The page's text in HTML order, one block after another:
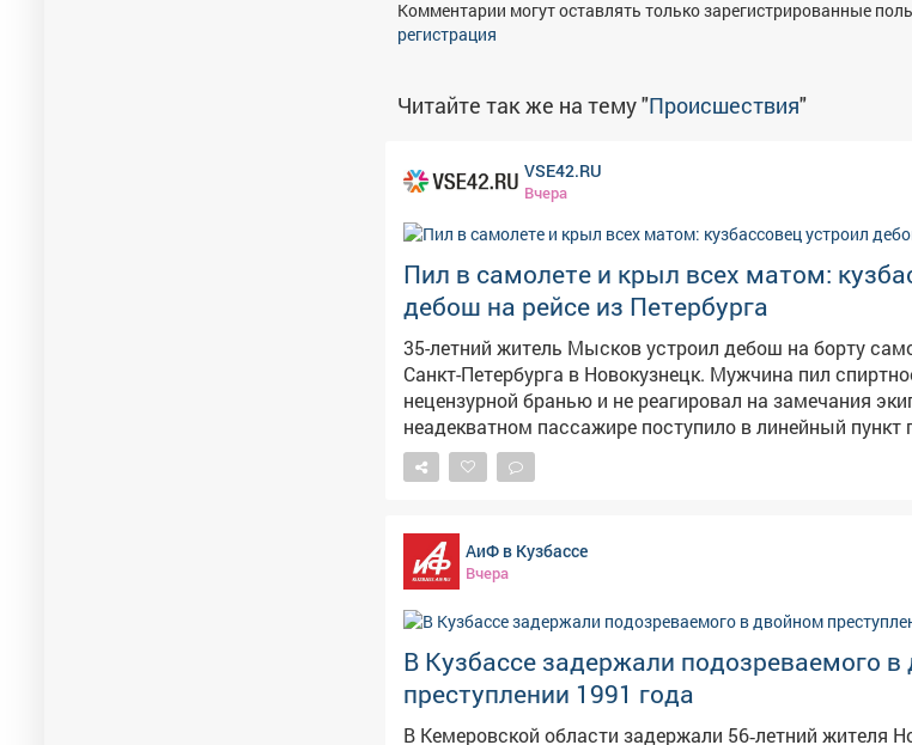
Комментарии могут оставлять только зарегистрированные
регистрация
Читайте так же на тему "Происшествия"
VSE42.RU
Вчера
Пил в самолете и крыл всех матом:
дебош на рейсе из Петербурга
35-летний житель Мысков устроил дебош на борту
Санкт-Петербурга в Новокузнецк. Мужчина пил
нецензурной бранью и не реагировал на замечания экипажа.
неадекватном пассажире поступило в линейный пункт
Новокузнецка от диспетчера. Речь шла о рейсе,
Представитель авиакомпании отказал 35-летнему
полета мужчина оскорблял окружающих с
игнорировал замечания работников авиакомпании,
спиртные напитки прямо в салоне. Нарушителя
освидетельствование подтвердило алкогольное опьянение. В
дебошира составили протокол по ч. 1 ст. 20.1 КоАП РФ
назначили административный штраф.
АиФ в Кузбассе
Вчера
В Кузбассе задержали подозреваемого
преступлении 1991 года
В Кемеровской области задержали 56‑летний жителя